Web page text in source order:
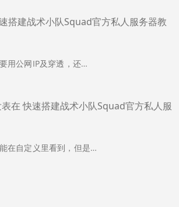
搭建战术小队Squad官方私人服务器教
用公网IP及穿透，还…
表在快速搭建战术小队Squad官方私人服
在自定义里看到，但是…